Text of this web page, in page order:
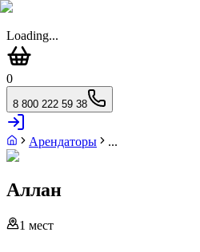
Loading...
0
8 800 222 59 38
Арендаторы ...
Аллан
1 мест